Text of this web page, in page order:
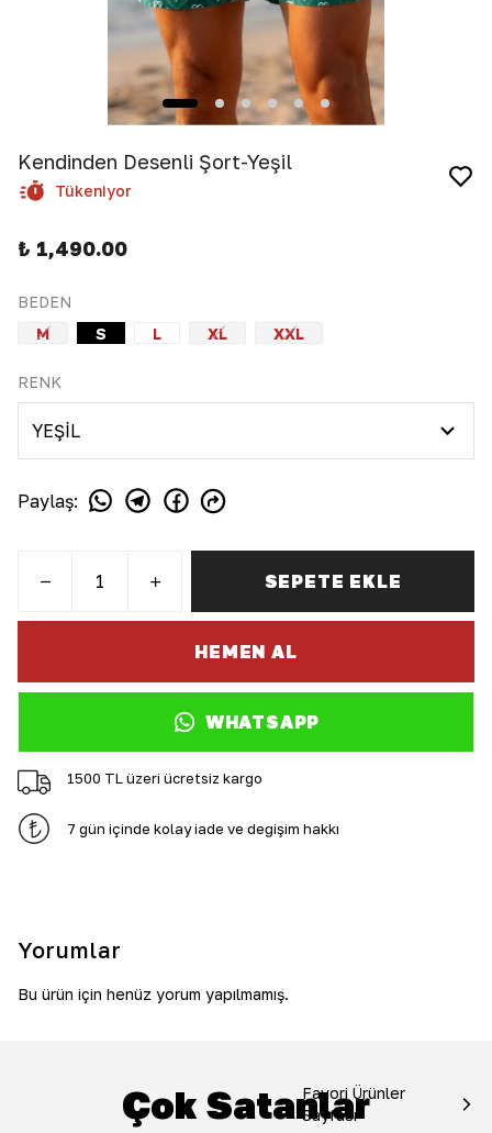
Kendinden Desenli Şort-Yeşil
Tükeniyor
₺ 1,490.00
BEDEN
M
S L XL XXL
RENK
Paylaş:
SEPETE EKLE
HEMEN AL
WHATSAPP
1500 TL üzeri ücretsiz kargo
7 gün içinde kolay iade ve değişim hakkı
Yorumlar
Bu ürün için henüz yorum yapılmamış.
Çok Satanlar
Favori Ürünler
Sayfası